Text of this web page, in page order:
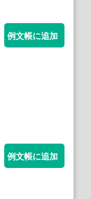
例文帳に追加
例文帳に追加